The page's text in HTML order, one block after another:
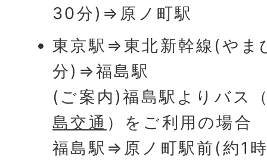
30分)⇒原ノ町駅
東京駅⇒東北新幹線(やま
分)⇒福島駅
(ご案内)福島駅よりバス
島交通 ）をご利用の場合
福島駅⇒原ノ町駅前(約1